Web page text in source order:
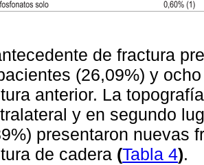
de fractura
(26,09%) y
anterior. La
y en segundo
presentaron nuevas
de cadera (Tabla 4).